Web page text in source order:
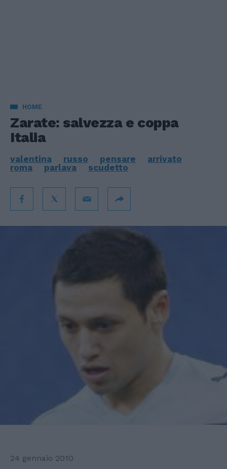
HOME
Zarate: salvezza e coppa
Italia
valentina russo pensare
arrivato
roma
parlava scudetto
24 gennaio 2010